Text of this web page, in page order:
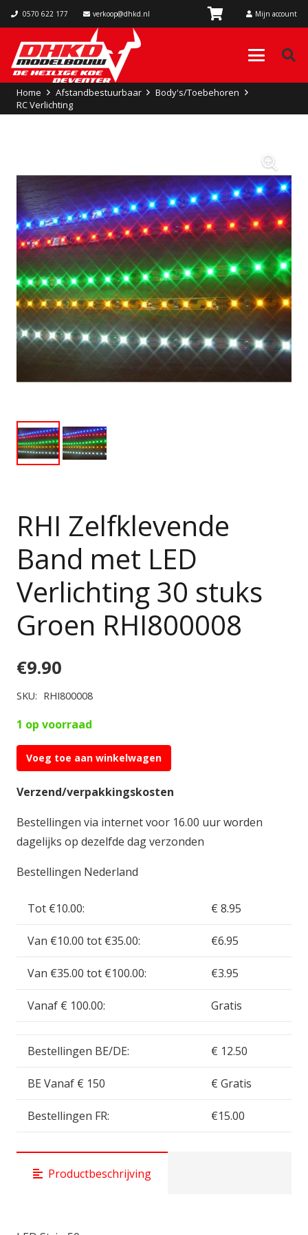
0570 622 177 verkoop@dhkd.nl Mijn account
Home Afstandbestuurbaar
Body's/Toebehoren
RC Verlichting
RHI Zelfklevende
Band met LED
Verlichting 30 stuks
Groen RHI800008
€9.90
SKU: RHI800008
1 op voorraad
RHI
Zelfklevende
met
LED
stuks
RHI800008
Voeg toe aan winkelwagen
Verzend/verpakkingskosten
Bestellingen via internet voor 16.00 uur worden
dagelijks op dezelfde dag verzonden
Bestellingen Nederland
Tot €10.00: € 8.95
Van €10.00 tot €35.00: €6.95
Van €35.00 tot €100.00: €3.95
Vanaf € 100.00: Gratis
Bestellingen BE/DE: € 12.50
BE Vanaf € 150 € Gratis
Bestellingen FR: €15.00
Productbeschrijving